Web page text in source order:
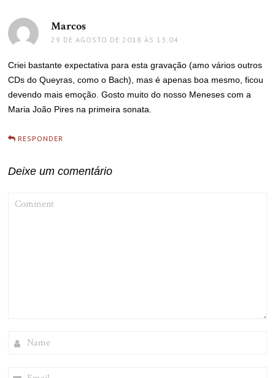
Marcos
29 DE AGOSTO DE 2018 ÀS 13:04
Criei bastante expectativa para esta gravação (amo vários outros
CDs do Queyras, como o Bach), mas é apenas boa mesmo, ficou
devendo mais emoção. Gosto muito do nosso Meneses com a
Maria João Pires na primeira sonata.
RESPONDER
Deixe um comentário